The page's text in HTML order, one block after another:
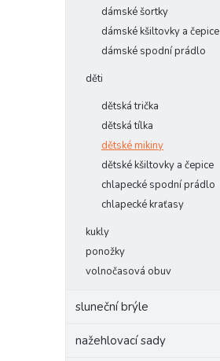
dámské šortky
dámské kšiltovky a čepice
dámské spodní prádlo
děti
dětská trička
dětská tílka
dětské mikiny
dětské kšiltovky a čepice
chlapecké spodní prádlo
chlapecké kraťasy
kukly
ponožky
volnočasová obuv
sluneční brýle
nažehlovací sady